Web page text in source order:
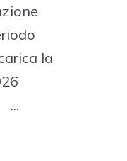
la
...